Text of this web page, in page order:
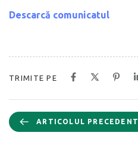
Descarcă comunicatul
TRIMITE PE
ARTICOLUL PRECEDENT